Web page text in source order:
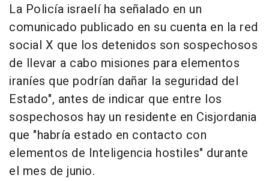
La Policía israelí ha señalado en un
comunicado publicado en su cuenta en la red
social X que los detenidos son sospechosos
de llevar a cabo misiones para elementos
iraníes que podrían dañar la seguridad del
Estado", antes de indicar que entre los
sospechosos hay un residente en Cisjordania
que "habría estado en contacto con
elementos de Inteligencia hostiles" durante
el mes de junio.